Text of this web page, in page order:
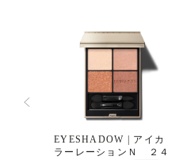
EYESHADOW | アイカ
ラーレーションＮ ２４